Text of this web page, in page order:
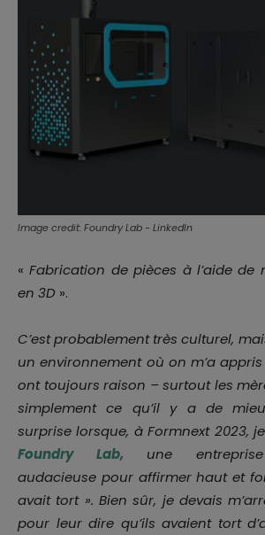
Image credit: Foundry Lab - LinkedIn
«Fabrication de pièces à l’aide de
en 3D ».
C’est probablement très culturel,
un environnement où on m’a
ont toujours raison – surtout les
simplement ce qu’il y a de
surprise lorsque, à Formnext 2023,
Foundry Lab,une entreprise
audacieuse pour affirmer haut et
avait tort ». Bien sûr, je devais
pour leur dire qu’ils avaient tort